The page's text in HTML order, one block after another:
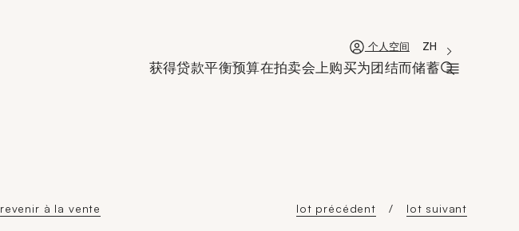
新窗口个人空间 'Choisir une
La langue
ZH
获得贷款平衡预算在拍卖会上购买为团结而储蓄
revenir à la vente lot précédent lot suivant